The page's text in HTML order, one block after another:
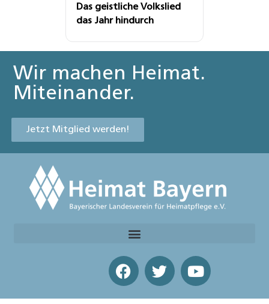
Das geistliche Volkslied
das Jahr hindurch
Wir machen Heimat.
Miteinander.
Jetzt Mitglied werden!